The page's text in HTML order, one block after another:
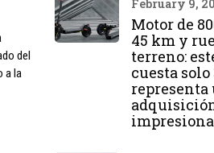
del
a la
February 9,
Motor de
45 km y
terreno:
cuesta solo
representa